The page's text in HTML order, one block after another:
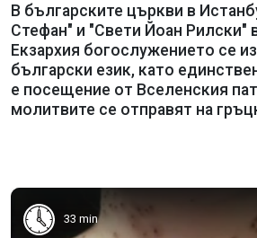
В българските църкви в
Стефан" и "Свети Йоан Рилски"
Екзархия богослужението се
български език, като
е посещение от Вселенския
молитвите се отправят на
33 min